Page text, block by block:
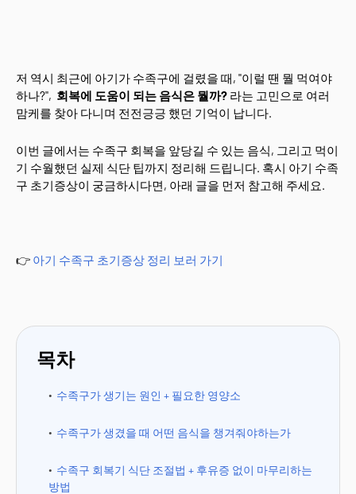
저 역시 최근에 아기가 수족구에 걸렸을 때, "이럴 땐 뭘 먹여야
하나?", 회복에 도움이 되는 음식은 뭘까? 라는 고민으로 여러
맘케를 찾아 다니며 전전긍긍 했던 기억이 납니다.
이번 글에서는 수족구 회복을 앞당길 수 있는 음식, 그리고 먹이
기 수월했던 실제 식단 팁까지 정리해 드립니다. 혹시 아기 수족
구 초기증상이 궁금하시다면, 아래 글을 먼저 참고해 주세요.
👉 아기 수족구 초기증상 정리 보러 가기
목차
수족구가 생기는 원인 + 필요한 영양소
수족구가 생겼을 때 어떤 음식을 챙겨줘야하는가
수족구 회복기 식단 조절법 + 후유증 없이 마무리하는
방법